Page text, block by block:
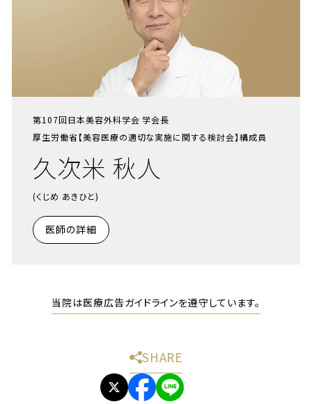
第107回日本美容外科学会 学会長
厚生労働省【美容医療の適切な実施に関する検討会】構成員
久次米 秋人
(くじめ あきひと)
医師の詳細
当院は医療広告ガイドラインを遵守しています。
SHARE